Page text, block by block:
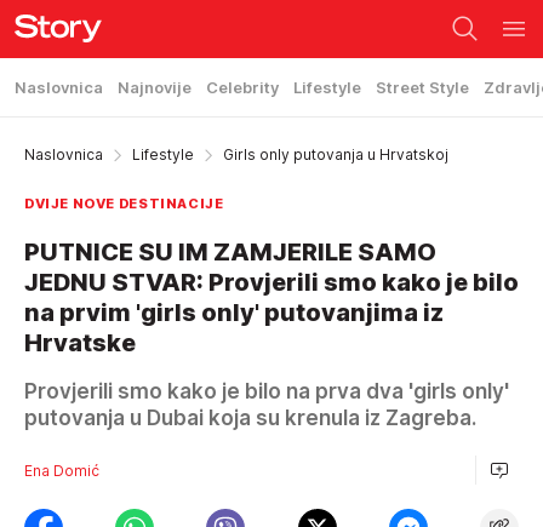
Naslovnica Najnovije Celebrity Lifestyle Street Style
Naslovnica Lifestyle Girls only putovanja u Hrvatskoj
DVIJE NOVE DESTINACIJE
PUTNICE SU IM ZAMJERILE SAMO
JEDNU STVAR: Provjerili smo kako je bilo
na prvim 'girls only' putovanjima iz
Hrvatske
Provjerili smo kako je bilo na prva dva 'girls only'
putovanja u Dubai koja su krenula iz Zagreba.
Ena Domić